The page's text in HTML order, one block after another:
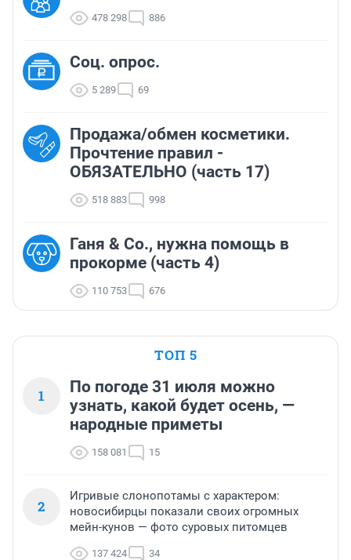
478 298 886
Соц. опрос.
5 289 69
Продажа/обмен косметики.
Прочтение правил -
ОБЯЗАТЕЛЬНО (часть 17)
518 883 998
Ганя & Co., нужна помощь в
прокорме (часть 4)
110 753 676
ТОП 5
1
По погоде 31 июля можно
узнать, какой будет осень, —
народные приметы
158 081 15
2
Игривые слонопотамы с характером:
новосибирцы показали своих огромных
мейн-кунов — фото суровых питомцев
137 424 34